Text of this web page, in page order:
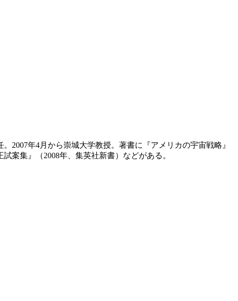
2007年4月から崇城大学教授。著書に『アメリカの宇宙戦略』
案集』（2008年、集英社新書）などがある。